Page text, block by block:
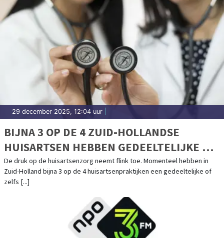
29 december 2025, 12:04 uur
BIJNA 3 OP DE 4 ZUID-HOLLANDSE
HUISARTSEN HEBBEN GEDEELTELIJKE OF
VOLLEDIGE PATIËNTENSTOP
De druk op de huisartsenzorg neemt flink toe. Momenteel hebben in
Zuid-Holland bijna 3 op de 4 huisartsenpraktijken een gedeeltelijke of
zelfs [...]